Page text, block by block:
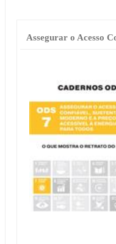
Assegurar o Acesso